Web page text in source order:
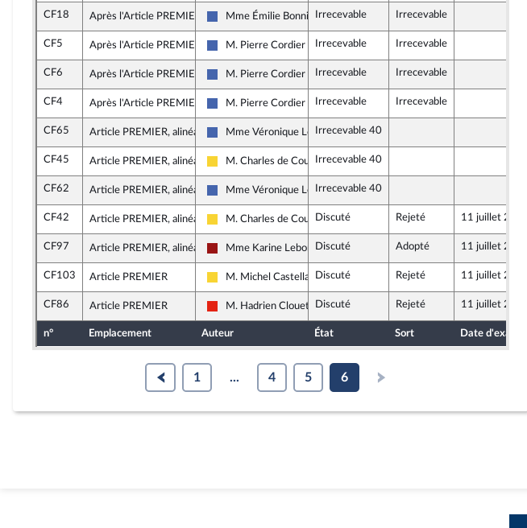
CF18 Après l'Article PREMIER
Les Républicains
Mme Émilie BonnivardIrrecevable Irrecevable
CF5 Après l'Article PREMIER
Les Républicains
M. Pierre Cordier Irrecevable Irrecevable
CF6 Après l'Article PREMIER
Les Républicains
M. Pierre Cordier Irrecevable Irrecevable
CF4 Après l'Article PREMIER
Les Républicains
M. Pierre Cordier Irrecevable Irrecevable
CF65 Article PREMIER, alinéa 19
Les Républicains
Mme Véronique LouwagieIrrecevable 40
CF45 Article PREMIER, alinéa 19
Libertés, Indépendants, Outre-mer et Territoires
M. Charles de CoursonIrrecevable 40
CF62 Article PREMIER, alinéa 15
Les Républicains
Mme Véronique LouwagieIrrecevable 40
CF42 Article PREMIER, alinéa 15
Libertés, Indépendants, Outre-mer et Territoires
M. Charles de CoursonDiscuté Rejeté 11 juillet 2022
CF97 Article PREMIER, alinéa 9
Gauche démocrate et républicaine - NUPES
Mme Karine Lebon Discuté Adopté 11 juillet 2022
CF103 Article PREMIER
Libertés, Indépendants, Outre-mer et Territoires
M. Michel CastellaniDiscuté Rejeté 11 juillet 2022
CF86 Article PREMIER
La France insoumise - Nouvelle Union Populaire écologique et sociale
M. Hadrien Clouet Discuté Rejeté 11 juillet 2022
n° Emplacement Auteur État Sort Date d'examen
1 ... 4 5 6